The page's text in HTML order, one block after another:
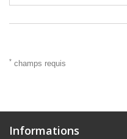
* champs requis
Informations